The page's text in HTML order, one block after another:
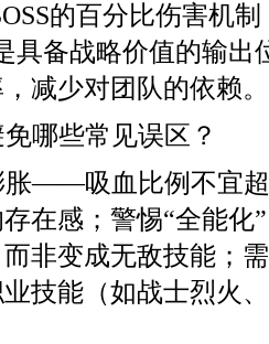
的百分比伤害机
具备战略价值的输出
减少对团队的依赖。
哪些常见误区？
胀——吸血比例不宜
在感；警惕“全能化
非变成无敌技能；
技能（如战士烈火